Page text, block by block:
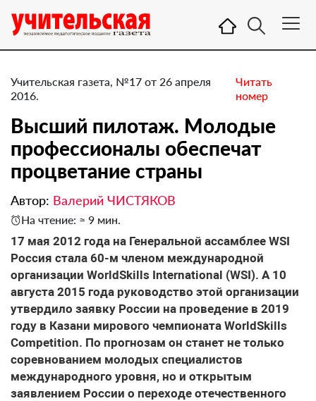
Учительская газета, №17 от 26 апреля
2016.
Читать
номер
Высший пилотаж. Молодые
профессионалы обеспечат
процветание страны
Автор: Валерий ЧИСТЯКОВ
На чтение: ≈ 9 мин.
17 мая 2012 года на Генеральной ассамблее WSI
Россия стала 60-м членом международной
организации WorldSkills International (WSI). А 10
августа 2015 года руководство этой организации
утвердило заявку России на проведение в 2019
году в Казани мирового чемпионата WorldSkills
Competition. По прогнозам он станет не только
соревнованием молодых специалистов
международного уровня, но и открытым
заявлением России о переходе отечественного